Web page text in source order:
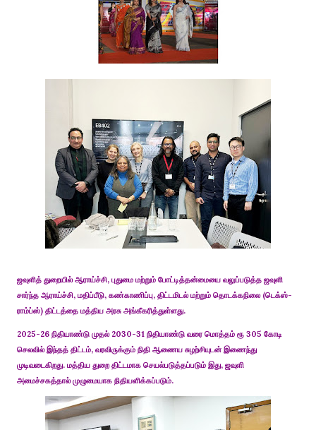
ஜவுளித் துறையில் ஆராய்ச்சி, புதுமை மற்றும் போட்டித்தன்மையை வலுப்படுத்த ஜவுளி
சார்ந்த ஆராய்ச்சி, மதிப்பீடு, கண்காணிப்பு, திட்டமிடல் மற்றும் தொடக்கநிலை (டெக்ஸ்-
ராம்ப்ஸ்) திட்டத்தை மத்திய அரசு அங்கீகரித்துள்ளது.
2025-26 நிதியாண்டு முதல் 2030-31 நிதியாண்டு வரை மொத்தம் ரூ 305 கோடி
செலவில் இந்தத் திட்டம், வரவிருக்கும் நிதி ஆணைய சுழற்சியுடன் இணைந்து
முடிவடைகிறது. மத்திய துறை திட்டமாக செயல்படுத்தப்படும் இது, ஜவுளி
அமைச்சகத்தால் முழுமையாக நிதியளிக்கப்படும்.